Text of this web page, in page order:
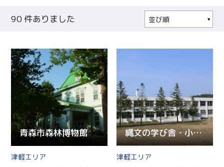
90 件ありました
並び順
青森市森林博物館
津軽
縄文の学び舎・小牧野館
津軽